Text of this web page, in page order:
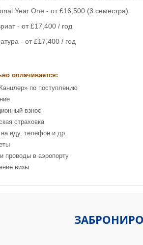
Year One - от £16,500 (3 семестра)
- от £17,400 / год
- от £17,400 / год
оплачивается:
по поступлению
взнос
страховка
еду, телефон и др.
проводы в аэропорту
визы